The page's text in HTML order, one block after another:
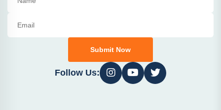
Submit Now
Follow Us: